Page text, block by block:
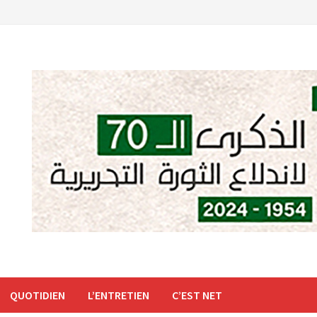
QUOTIDIEN L’ENTRETIEN C’EST NET